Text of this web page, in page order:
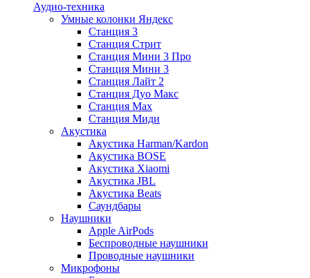
Аудио-техника
Умные колонки Яндекс
Станция 3
Станция Стрит
Станция Мини 3 Про
Станция Мини 3
Станция Лайт 2
Станция Дуо Макс
Станция Max
Станция Миди
Акустика
Акустика Harman/Kardon
Акустика BOSE
Акустика Xiaomi
Акустика JBL
Акустика Beats
Саундбары
Наушники
Apple AirPods
Беспроводные наушники
Проводные наушники
Микрофоны